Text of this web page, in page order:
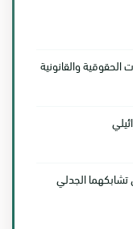
والقانونية
تشابكهما الجدلي